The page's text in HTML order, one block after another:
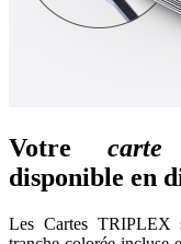
Votre
disponible en
Les Cartes TRIPLEX